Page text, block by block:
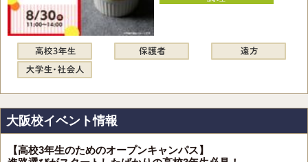
大阪校イベント情報
【高校3年生のためのオープンキャンパス】